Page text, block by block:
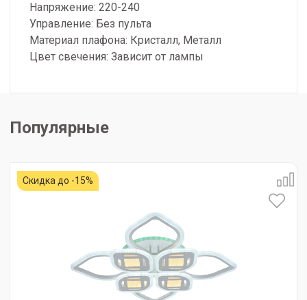
Напряжение: 220-240
Управление: Без пульта
Материал плафона: Кристалл, Металл
Цвет свечения: Зависит от лампы
Популярные
Скидка до -15%